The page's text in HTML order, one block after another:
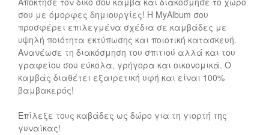
σου με όμορφες δημιουργίες! Η MyAlbum σου
προσφέρει επιλεγμένα σχέδια σε καμβάδες με
υψηλή ποιότητα εκτύπωσης και ποιοτική κατασκευή.
Ανανέωσε τη διακόσμηση του σπιτιού αλλά και του
γραφείου σου εύκολα, γρήγορα και οικονομικά. Ο
καμβάς διαθέτει εξαιρετική υφή και είναι 100%
βαμβακερός!
Επίλεξε τους καβάδες ως δώρο για τη γιορτή της
γυναίκας!